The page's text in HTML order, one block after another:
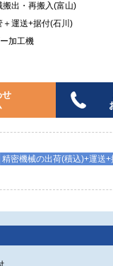
出・再搬入(富山)
＋運送+据付(石川)
加工機
せ
精密機械の出荷(積込)+運送+